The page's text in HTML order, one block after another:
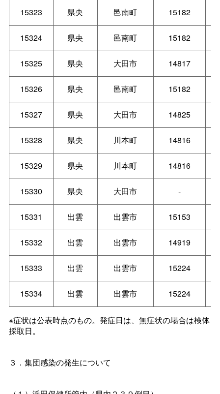
15323 県央 邑南町 15182
15324 県央 邑南町 15182
15325 県央 大田市 14817
15326 県央 邑南町 15182
15327 県央 大田市 14825
15328 県央 川本町 14816
15329 県央 川本町 14816
15330 県央 大田市 -
15331 出雲 出雲市 15153
15332 出雲 出雲市 14919
15333 出雲 出雲市 15224
15334 出雲 出雲市 15224
※症状は公表時点のもの。発症日は、無症状の場合は検体
採取日。
３．集団感染の発生について